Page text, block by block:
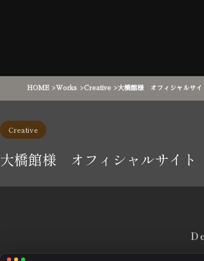
HOME Works Creative 大橋館様 オフィシャルサイ
Creative
大橋館様 オフィシャルサイト